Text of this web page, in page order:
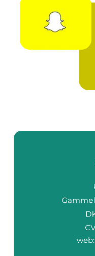
web: